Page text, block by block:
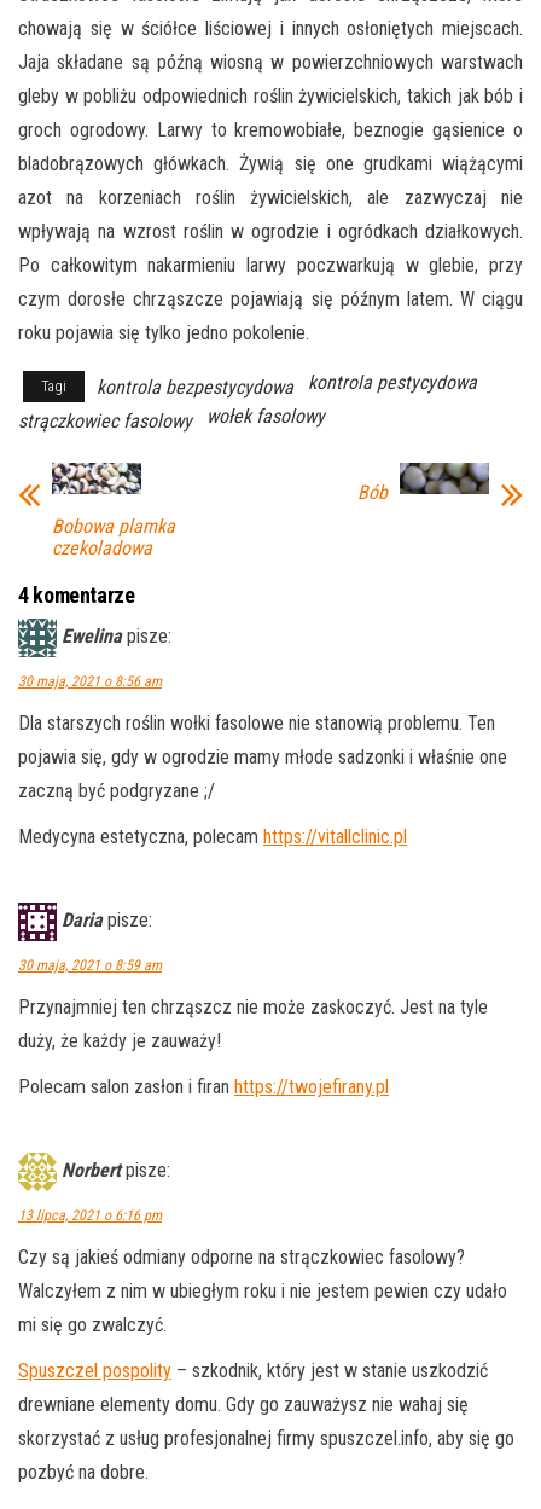
chowają się w ściółce liściowej i innych osłoniętych miejscach.
Jaja składane są późną wiosną w powierzchniowych warstwach
gleby w pobliżu odpowiednich roślin żywicielskich, takich jak bób i
groch ogrodowy. Larwy to kremowobiałe, beznogie gąsienice o
bladobrązowych główkach. Żywią się one grudkami wiążącymi
azot na korzeniach roślin żywicielskich, ale zazwyczaj nie
wpływają na wzrost roślin w ogrodzie i ogródkach działkowych.
Po całkowitym nakarmieniu larwy poczwarkują w glebie, przy
czym dorosłe chrząszcze pojawiają się późnym latem. W ciągu
roku pojawia się tylko jedno pokolenie.
Tagi kontrola bezpestycydowa
kontrola pestycydowa
strączkowiec fasolowy
wołek fasolowy
Bobowa plamka
czekoladowa
Bób
4 komentarze
Ewelina pisze:
30 maja, 2021 o 8:56 am
Dla starszych roślin wołki fasolowe nie stanowią problemu. Ten
pojawia się, gdy w ogrodzie mamy młode sadzonki i właśnie one
zaczną być podgryzane ;/
Medycyna estetyczna, polecam https://vitallclinic.pl
Daria pisze:
30 maja, 2021 o 8:59 am
Przynajmniej ten chrząszcz nie może zaskoczyć. Jest na tyle
duży, że każdy je zauważy!
Polecam salon zasłon i firan https://twojefirany.pl
Norbert pisze:
13 lipca, 2021 o 6:16 pm
Czy są jakieś odmiany odporne na strączkowiec fasolowy?
Walczyłem z nim w ubiegłym roku i nie jestem pewien czy udało
mi się go zwalczyć.
Spuszczel pospolity – szkodnik, który jest w stanie uszkodzić
drewniane elementy domu. Gdy go zauważysz nie wahaj się
skorzystać z usług profesjonalnej firmy spuszczel.info, aby się go
pozbyć na dobre.